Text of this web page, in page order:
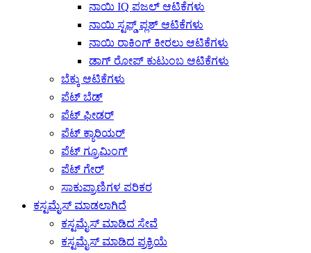
ನಾಯಿ IQ ಪಜಲ್ ಆಟಿಕೆಗಳು
ನಾಯಿ ಸ್ಟಫ್ಡ್ ಪ್ಲಶ್ ಆಟಿಕೆಗಳು
ನಾಯಿ ರಾಕಿಂಗ್ ಕೀರಲು ಆಟಿಕೆಗಳು
ಡಾಗ್ ರೋಪ್ ಕುಟುಂಬ ಆಟಿಕೆಗಳು
ಬೆಕ್ಕು ಆಟಿಕೆಗಳು
ಪೆಟ್ ಬೆಡ್
ಪೆಟ್ ಫೀಡರ್
ಪೆಟ್ ಕ್ಯಾರಿಯರ್
ಪೆಟ್ ಗ್ರೂಮಿಂಗ್
ಪೆಟ್ ಗೇರ್
ಸಾಕುಪ್ರಾಣಿಗಳ ಪರಿಕರ
ಕಸ್ಟಮೈಸ್ ಮಾಡಲಾಗಿದೆ
ಕಸ್ಟಮೈಸ್ ಮಾಡಿದ ಸೇವೆ
ಕಸ್ಟಮೈಸ್ ಮಾಡಿದ ಪ್ರಕ್ರಿಯೆ